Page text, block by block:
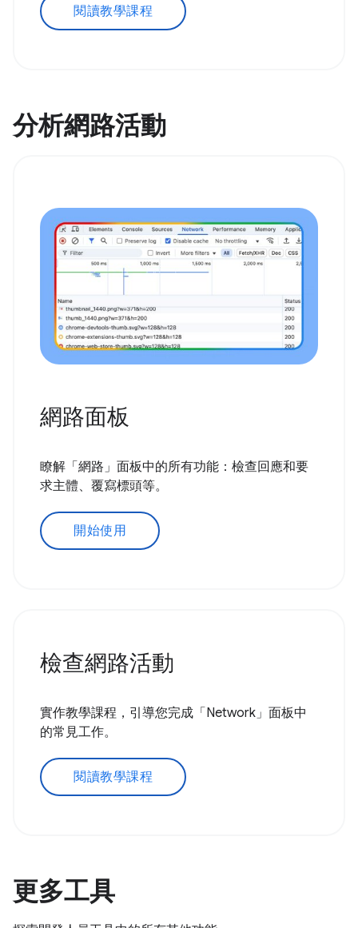
閱讀教學課程
分析網路活動
網路面板
瞭解「網路」面板中的所有功能：檢查回應和要
求主體、覆寫標頭等。
開始使用
檢查網路活動
實作教學課程，引導您完成「Network」面板中
的常見工作。
閱讀教學課程
更多工具